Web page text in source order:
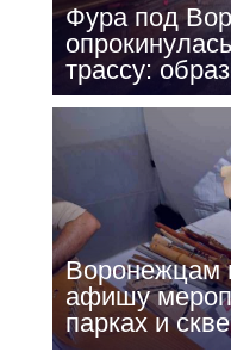
Фура под
трассу:
Воронежцам
афишу
парках и